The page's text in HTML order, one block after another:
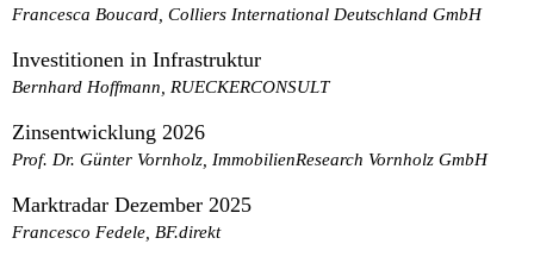
Francesca Boucard, Colliers International Deutschland GmbH
Investitionen in Infrastruktur
Bernhard Hoffmann, RUECKERCONSULT
Zinsentwicklung 2026
Prof. Dr. Günter Vornholz, ImmobilienResearch Vornholz GmbH
Marktradar Dezember 2025
Francesco Fedele, BF.direkt